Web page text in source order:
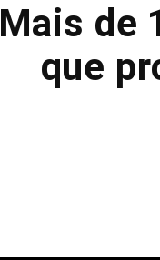
Mais de
que